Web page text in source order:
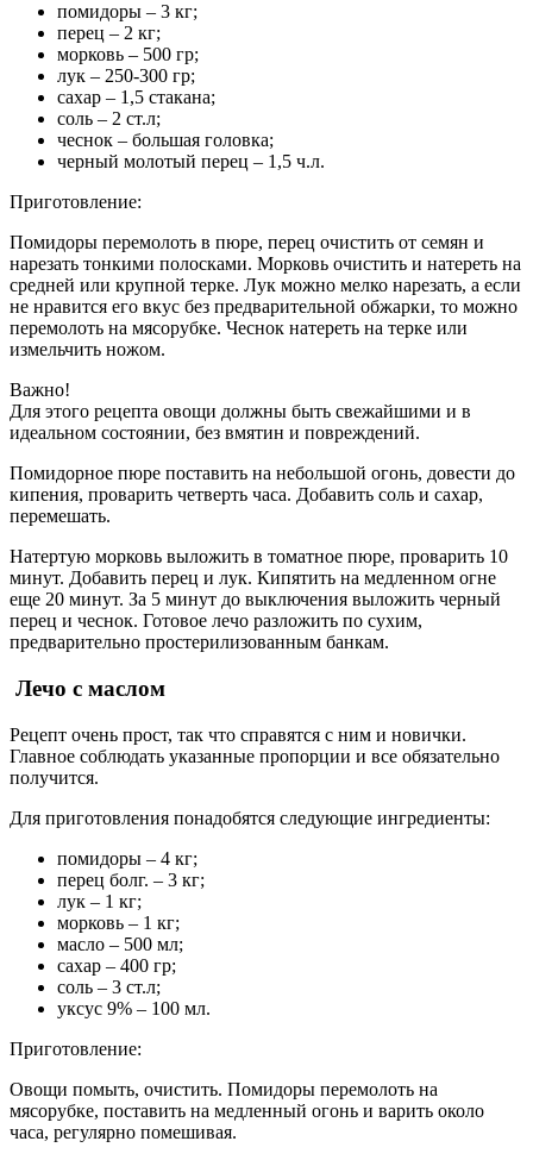
помидоры – 3 кг;
перец – 2 кг;
морковь – 500 гр;
лук – 250-300 гр;
сахар – 1,5 стакана;
соль – 2 ст.л;
чеснок – большая головка;
черный молотый перец – 1,5 ч.л.
Приготовление:
Помидоры перемолоть в пюре, перец очистить от семян и
нарезать тонкими полосками. Морковь очистить и натереть на
средней или крупной терке. Лук можно мелко нарезать, а если
не нравится его вкус без предварительной обжарки, то можно
перемолоть на мясорубке. Чеснок натереть на терке или
измельчить ножом.
Важно!
Для этого рецепта овощи должны быть свежайшими и в
идеальном состоянии, без вмятин и повреждений.
Помидорное пюре поставить на небольшой огонь, довести до
кипения, проварить четверть часа. Добавить соль и сахар,
перемешать.
Натертую морковь выложить в томатное пюре, проварить 10
минут. Добавить перец и лук. Кипятить на медленном огне
еще 20 минут. За 5 минут до выключения выложить черный
перец и чеснок. Готовое лечо разложить по сухим,
предварительно простерилизованным банкам.
Лечо с маслом
Рецепт очень прост, так что справятся с ним и новички.
Главное соблюдать указанные пропорции и все обязательно
получится.
Для приготовления понадобятся следующие ингредиенты:
помидоры – 4 кг;
перец болг. – 3 кг;
лук – 1 кг;
морковь – 1 кг;
масло – 500 мл;
сахар – 400 гр;
соль – 3 ст.л;
уксус 9% – 100 мл.
Приготовление:
Овощи помыть, очистить. Помидоры перемолоть на
мясорубке, поставить на медленный огонь и варить около
часа, регулярно помешивая.